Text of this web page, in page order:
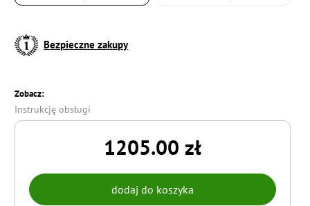
Bezpieczne zakupy
Zobacz:
Instrukcję obsługi
1205.00 zł